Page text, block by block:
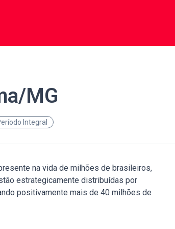
MG
Integral
na vida de milhões de brasileiros,
estrategicamente distribuídas por
positivamente mais de 40 milhões de